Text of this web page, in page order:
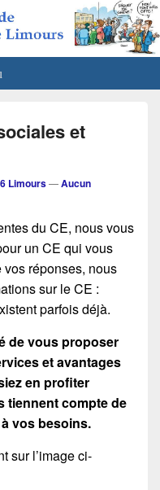
Limours
et
Limours—Aucun
du CE, nous vous
un CE qui vous
réponses, nous
sur le CE :
parfois déjà.
de vous proposer
et avantages
en profiter
tiennent compte de
vos besoins.
sur l’image ci-